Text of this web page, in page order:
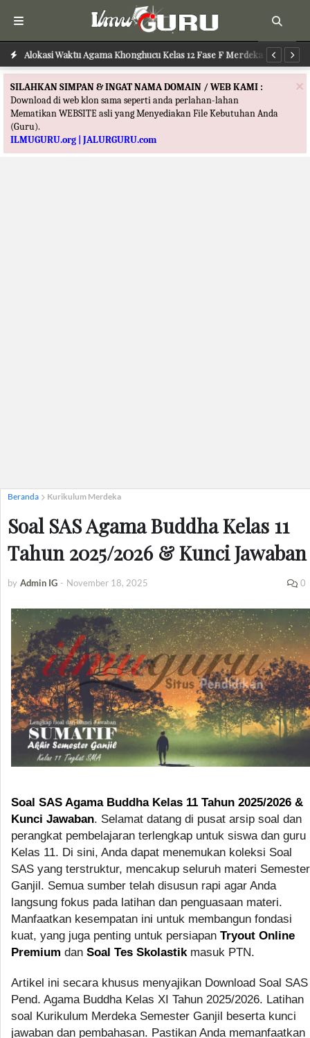
Alokasi Waktu Agama Khonghucu Kelas 12 Fase F Merdeka Terbaru
×
SILAHKAN SIMPAN & INGAT NAMA DOMAIN / WEB KAMI :
Download di web klon sama seperti anda perlahan-lahan
Mematikan WEBSITE asli yang Menyediakan File Kebutuhan Anda
(Guru).
ILMUGURU.org | JALURGURU.com
Beranda Kurikulum Merdeka
Soal SAS Agama Buddha Kelas 11
Tahun 2025/2026 & Kunci Jawaban
by Admin IG - November 18, 2025 0
Soal SAS Agama Buddha Kelas 11 Tahun 2025/2026 &
Kunci Jawaban. Selamat datang di pusat arsip soal dan
perangkat pembelajaran terlengkap untuk siswa dan guru
Kelas 11. Di sini, Anda dapat menemukan koleksi Soal
SAS yang terstruktur, mencakup seluruh materi Semester
Ganjil. Semua sumber telah disusun rapi agar Anda
langsung fokus pada latihan dan penguasaan materi.
Manfaatkan kesempatan ini untuk membangun fondasi
kuat, yang juga penting untuk persiapan Tryout Online
Premium dan Soal Tes Skolastikmasuk PTN.
Artikel ini secara khusus menyajikan Download Soal SAS
Pend. Agama Buddha Kelas XI Tahun 2025/2026. Latihan
soal Kurikulum Merdeka Semester Ganjil beserta kunci
jawaban dan pembahasan. Pastikan Anda memanfaatkan